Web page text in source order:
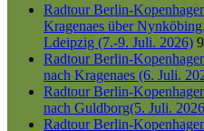
Radtour Berlin-
Kragenaes über
Ldeipzig (7.-9. Juli. 2026)
Radtour Berlin-
nach Kragenaes (6. Juli.
Radtour Berlin-
nach Guldborg(5. Juli.
Radtour Berlin-